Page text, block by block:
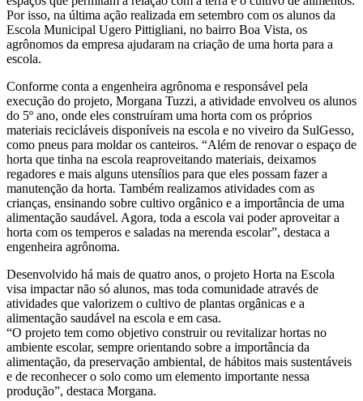
Por isso, na última ação realizada em setembro com os alunos da
Escola Municipal Ugero Pittigliani, no bairro Boa Vista, os
agrônomos da empresa ajudaram na criação de uma horta para a
escola.
Conforme conta a engenheira agrônoma e responsável pela
execução do projeto, Morgana Tuzzi, a atividade envolveu os alunos
do 5º ano, onde eles construíram uma horta com os próprios
materiais recicláveis disponíveis na escola e no viveiro da SulGesso,
como pneus para moldar os canteiros. “Além de renovar o espaço de
horta que tinha na escola reaproveitando materiais, deixamos
regadores e mais alguns utensílios para que eles possam fazer a
manutenção da horta. Também realizamos atividades com as
crianças, ensinando sobre cultivo orgânico e a importância de uma
alimentação saudável. Agora, toda a escola vai poder aproveitar a
horta com os temperos e saladas na merenda escolar”, destaca a
engenheira agrônoma.
Desenvolvido há mais de quatro anos, o projeto Horta na Escola
visa impactar não só alunos, mas toda comunidade através de
atividades que valorizem o cultivo de plantas orgânicas e a
alimentação saudável na escola e em casa.
“O projeto tem como objetivo construir ou revitalizar hortas no
ambiente escolar, sempre orientando sobre a importância da
alimentação, da preservação ambiental, de hábitos mais sustentáveis
e de reconhecer o solo como um elemento importante nessa
produção”, destaca Morgana.